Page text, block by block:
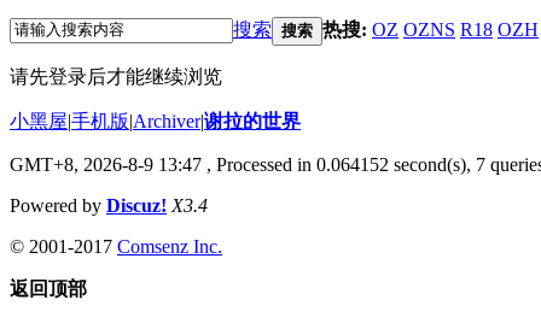
搜索 搜索 热搜: OZ OZNS R18 OZH
请先登录后才能继续浏览
小黑屋|手机版|Archiver|谢拉的世界
GMT+8, 2026-8-9 13:47 , Processed in 0.064152 second(s), 7
Powered by Discuz! X3.4
© 2001-2017 Comsenz Inc.
返回顶部